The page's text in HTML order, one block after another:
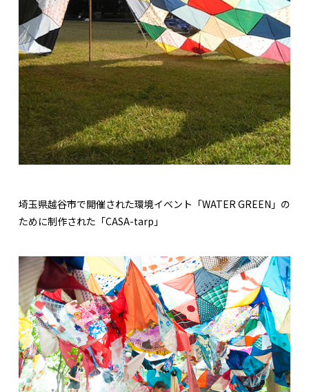
埼玉県越谷市で開催された環境イベント「WATER GREEN」の
ために制作された「CASA-tarp」